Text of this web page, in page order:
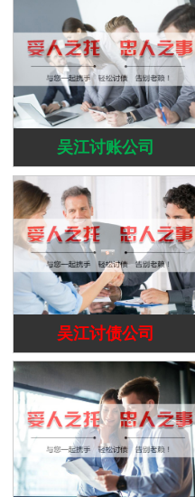
吴江讨账公司
吴江讨债公司